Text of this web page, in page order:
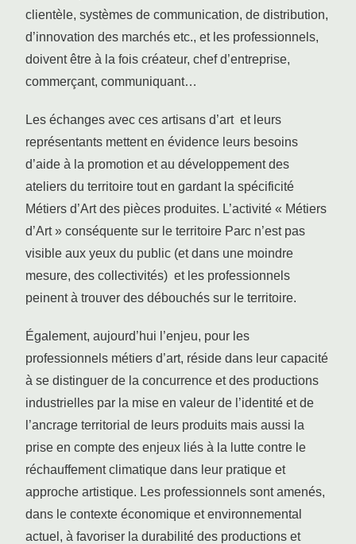
clientèle, systèmes de communication, de distribution,
d’innovation des marchés etc., et les professionnels,
doivent être à la fois créateur, chef d’entreprise,
commerçant, communiquant…
Les échanges avec ces artisans d’art et leurs
représentants mettent en évidence leurs besoins
d’aide à la promotion et au développement des
ateliers du territoire tout en gardant la spécificité
Métiers d’Art des pièces produites. L’activité « Métiers
d’Art » conséquente sur le territoire Parc n’est pas
visible aux yeux du public (et dans une moindre
mesure, des collectivités) et les professionnels
peinent à trouver des débouchés sur le territoire.
Également, aujourd’hui l’enjeu, pour les
professionnels métiers d’art, réside dans leur capacité
à se distinguer de la concurrence et des productions
industrielles par la mise en valeur de l’identité et de
l’ancrage territorial de leurs produits mais aussi la
prise en compte des enjeux liés à la lutte contre le
réchauffement climatique dans leur pratique et
approche artistique. Les professionnels sont amenés,
dans le contexte économique et environnemental
actuel, à favoriser la durabilité des productions et